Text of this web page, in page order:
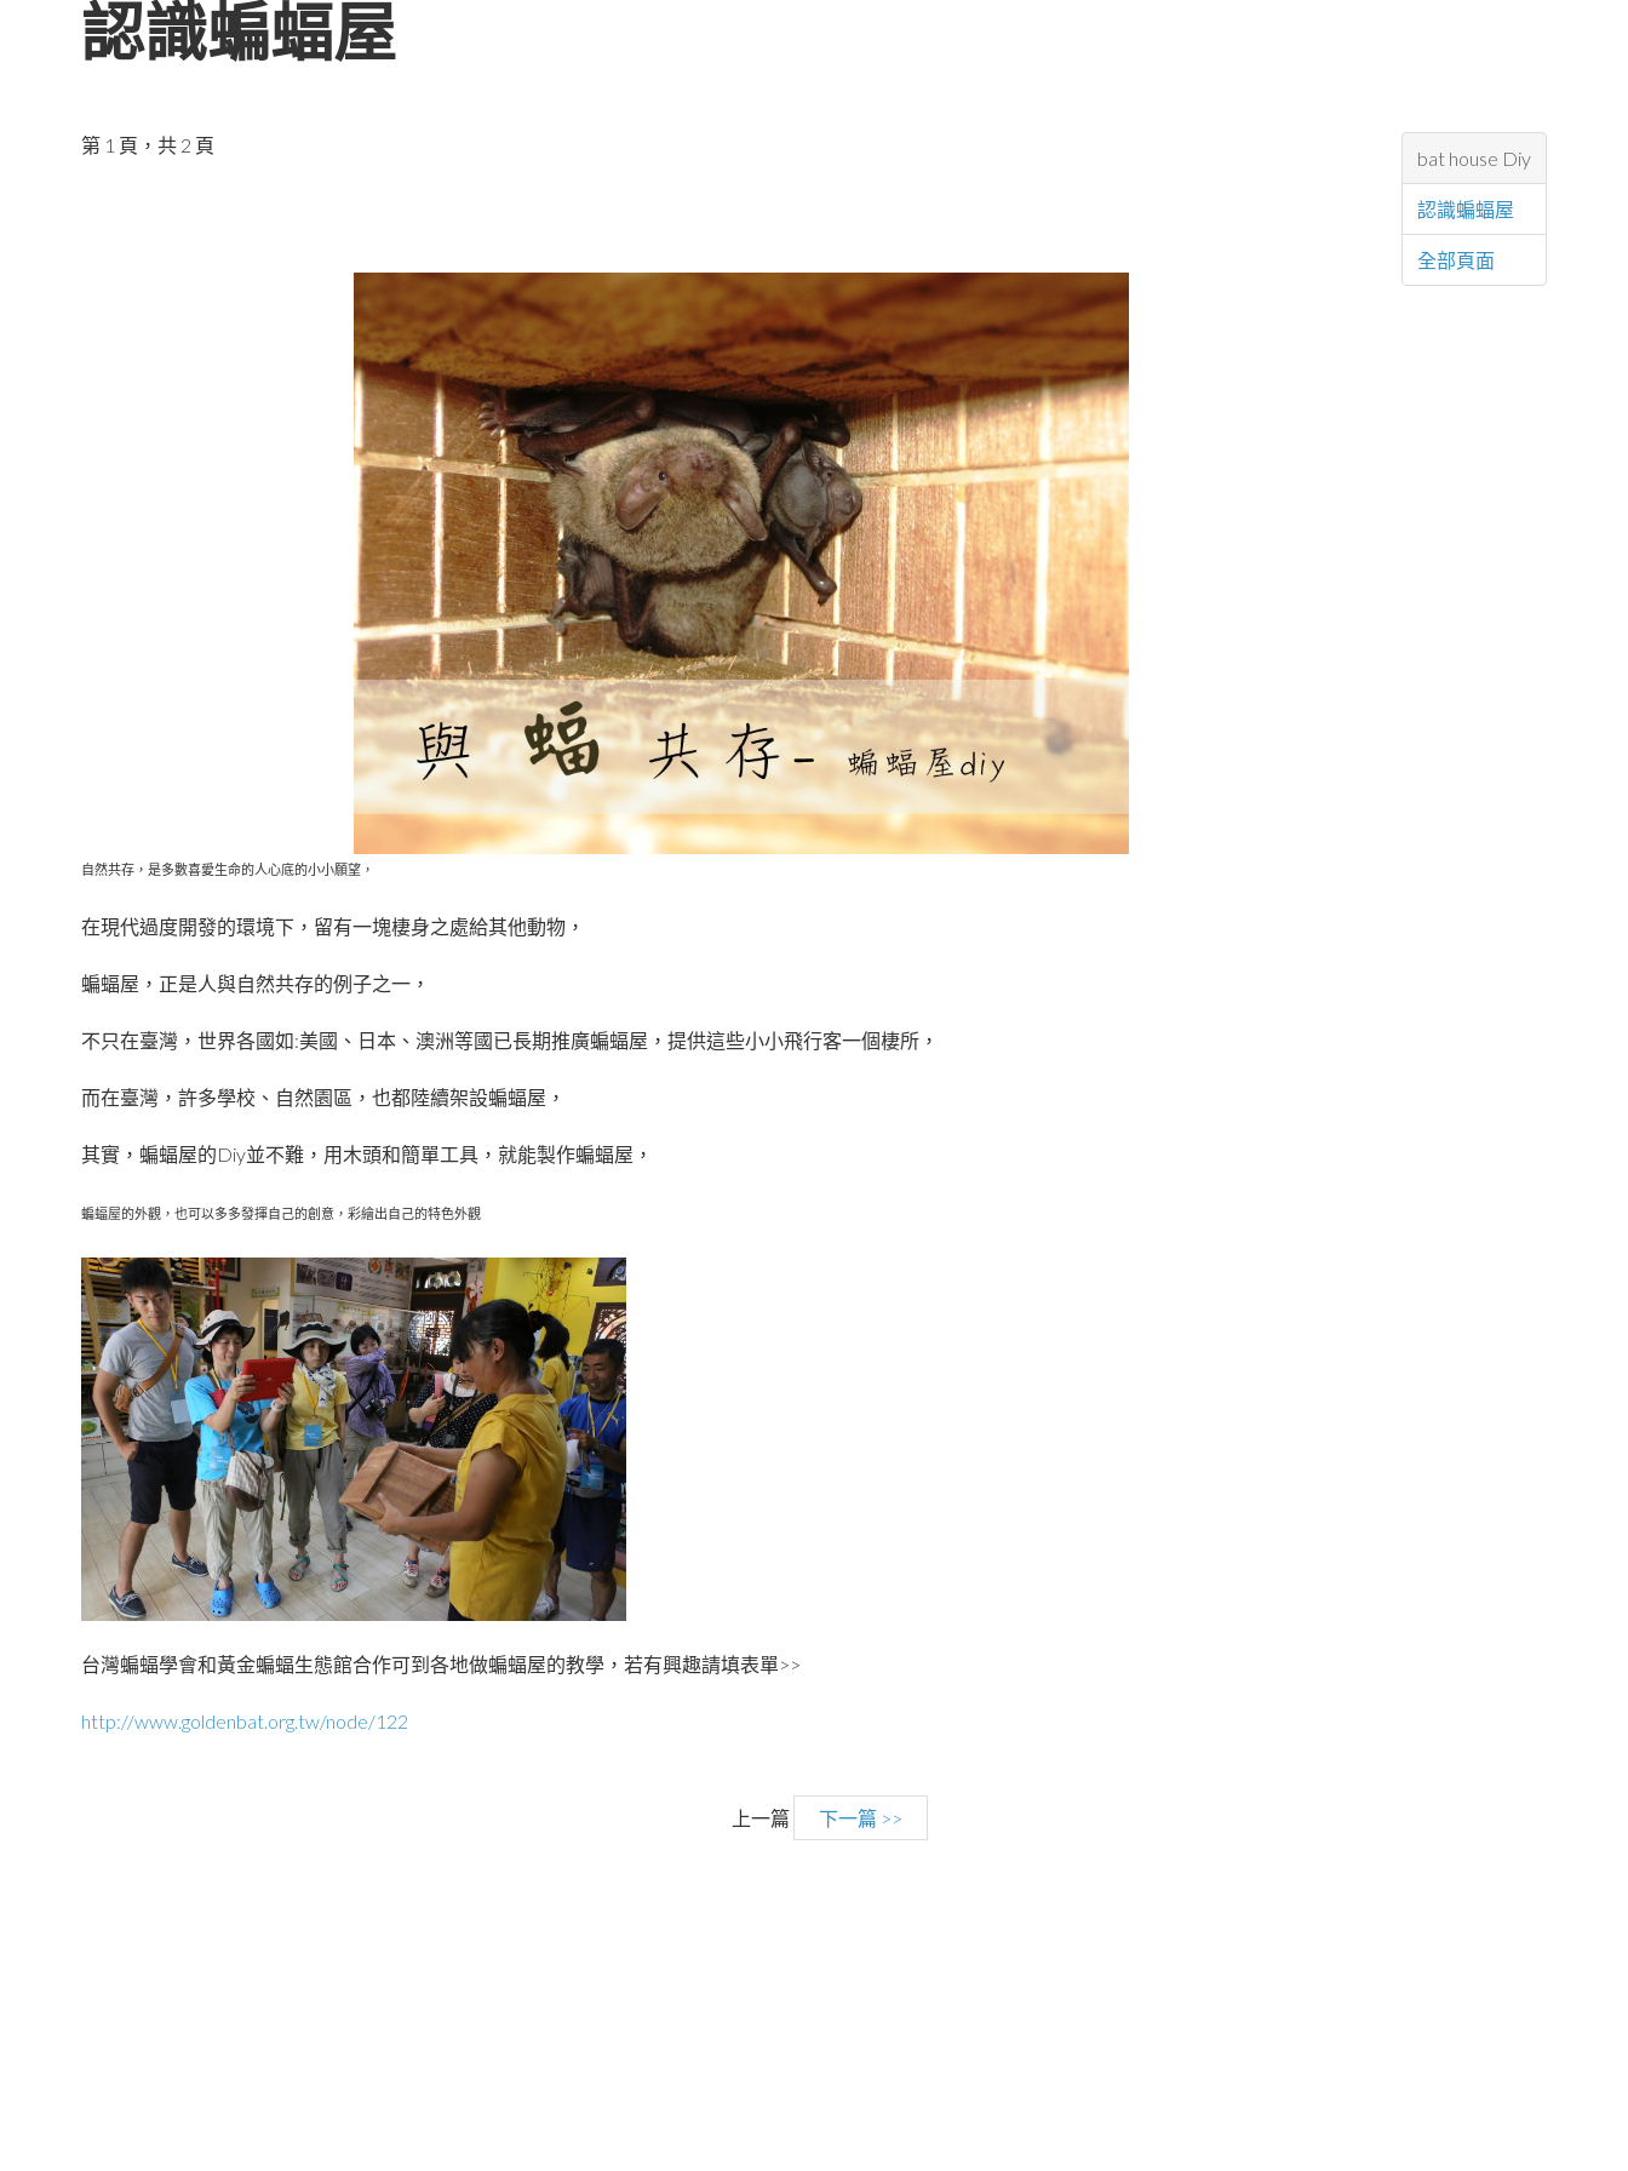
認識蝙蝠屋
bat house Diy
認識蝙蝠屋
全部頁面
第 1 頁，共 2 頁
自然共存，是多數喜愛生命的人心底的小小願望，
在現代過度開發的環境下，留有一塊棲身之處給其他動物，
蝙蝠屋，正是人與自然共存的例子之一，
不只在臺灣，世界各國如:美國、日本、澳洲等國已長期推廣蝙蝠屋，提供這些小小飛行客一個棲所，
而在臺灣，許多學校、自然園區，也都陸續架設蝙蝠屋，
其實，蝙蝠屋的Diy並不難，用木頭和簡單工具，就能製作蝙蝠屋，
蝙蝠屋的外觀，也可以多多發揮自己的創意，彩繪出自己的特色外觀
台灣蝙蝠學會和黃金蝙蝠生態館合作可到各地做蝙蝠屋的教學，若有興趣請填表單>>
http://www.goldenbat.org.tw/node/122
上一篇 下一篇 >>